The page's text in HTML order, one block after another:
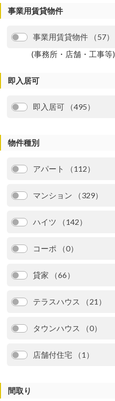
事業用賃貸物件
事業用賃貸物件 （57）
(事務所・店舗・工事等)
即入居可
即入居可 （495）
物件種別
アパート （112）
マンション （329）
ハイツ （142）
コーポ （0）
貸家 （66）
テラスハウス （21）
タウンハウス （0）
店舗付住宅 （1）
間取り